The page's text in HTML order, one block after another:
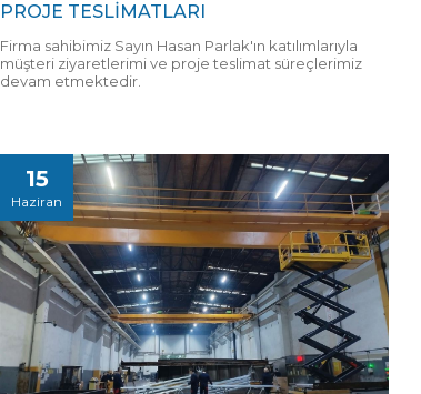
PROJE TESLİMATLARI
Firma sahibimiz Sayın Hasan Parlak'ın katılımlarıyla
müşteri ziyaretlerimi ve proje teslimat süreçlerimiz
devam etmektedir.
15
Haziran